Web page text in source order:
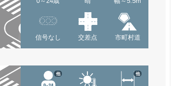
信号なし 交差点 市町村道
他 他